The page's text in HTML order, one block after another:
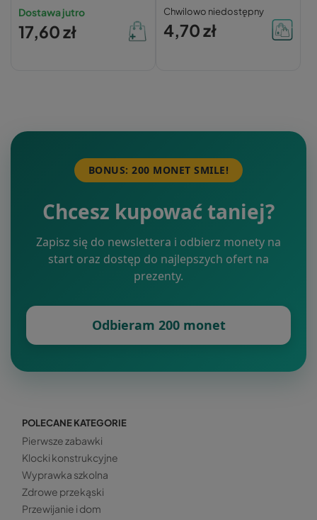
Dostawa jutro
17,60 zł
Chwilowo niedostępny
4,70 zł
BONUS: 200 MONET SMILE!
Chcesz kupować taniej?
Zapisz się do newslettera i odbierz monety na
start oraz dostęp do najlepszych ofert na
prezenty.
Odbieram 200 monet
POLECANE KATEGORIE
Pierwsze zabawki
Klocki konstrukcyjne
Wyprawka szkolna
Zdrowe przekąski
Przewijanie i dom